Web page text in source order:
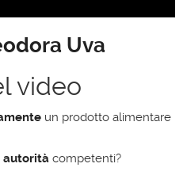
Uva
video
un prodotto alimentare
autorità competenti?